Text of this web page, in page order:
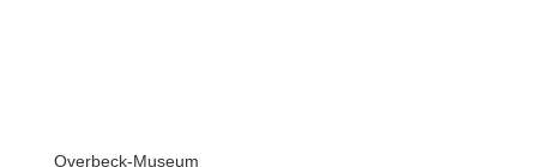
Overbeck-Museum